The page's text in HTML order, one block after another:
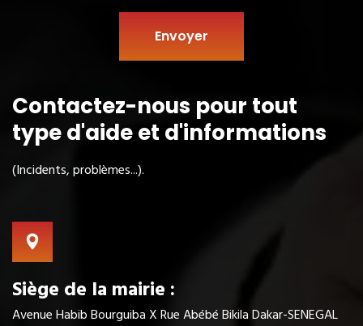
Envoyer
Contactez-nous pour tout
typed'aide et d'informations
(Incidents, problèmes...).
Siège de la mairie :
Avenue Habib Bourguiba X Rue Abébé Bikila Dakar-SENEGAL